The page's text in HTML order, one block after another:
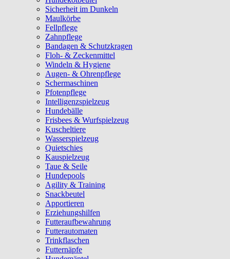
Sicherheit im Dunkeln
Maulkörbe
Fellpflege
Zahnpflege
Bandagen & Schutzkragen
Floh- & Zeckenmittel
Windeln & Hygiene
Augen- & Ohrenpflege
Schermaschinen
Pfotenpflege
Intelligenzspielzeug
Hundebälle
Frisbees & Wurfspielzeug
Kuscheltiere
Wasserspielzeug
Quietschies
Kauspielzeug
Taue & Seile
Hundepools
Agility & Training
Snackbeutel
Apportieren
Erziehungshilfen
Futteraufbewahrung
Futterautomaten
Trinkflaschen
Futternäpfe